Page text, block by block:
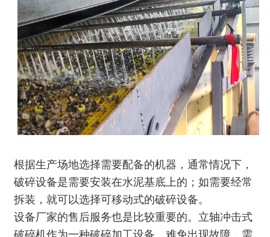
根据生产场地选择需要配备的机器，通常情况下，
破碎设备是需要安装在水泥基底上的；如需要经常
拆装，就可以选择可移动式的破碎设备。
设备厂家的售后服务也是比较重要的。 立轴冲击式